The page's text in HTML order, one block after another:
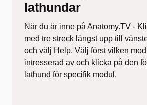
lathundar
När du är inne på Anatomy.TV -
med tre streck längst upp till
och välj Help. Välj först vilken
intresserad av och klicka på den
lathund för specifik modul.